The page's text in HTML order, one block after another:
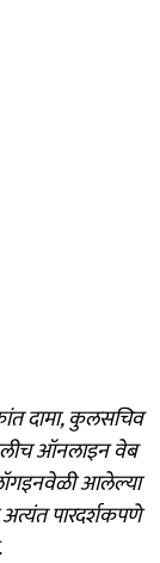
दामा, कुलसचिव
ऑनलाइन वेब
लॉगइनवेळी आलेल्या
पारदर्शकपणे